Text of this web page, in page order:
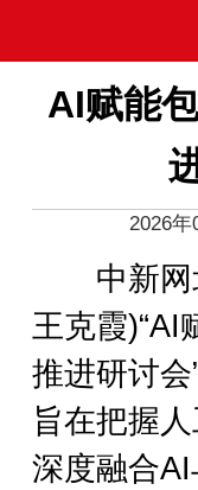
AI赋能
2026
中新网
王克霞)“AI
推进研讨
旨在把握
深度融合